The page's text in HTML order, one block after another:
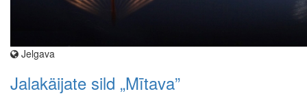
Jelgava
Jalakäijate sild „Mītava”